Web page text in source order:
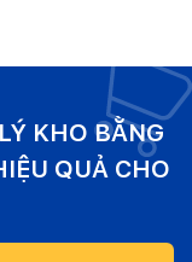
KHO BẰNG
QUẢ CHO